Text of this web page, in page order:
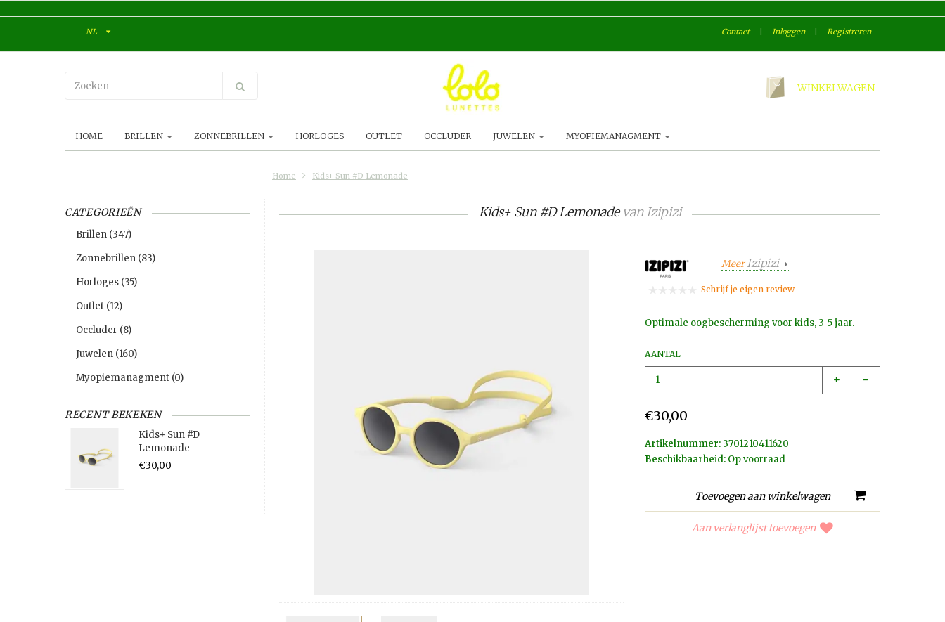
NL Contact Inloggen Registreren
WINKELWAGEN
HOME BRILLEN ZONNEBRILLEN HORLOGES OUTLET OCCLUDER JUWELEN MYOPIEMANAGMENT
Home Kids+ Sun #D Lemonade
CATEGORIEËN
Brillen (347)
Zonnebrillen (83)
Horloges (35)
Outlet (12)
Occluder (8)
Juwelen (160)
Myopiemanagment (0)
RECENT BEKEKEN
Kids+ Sun #D
Lemonade
€30,00
Kids+ Sun #D LemonadevanIzipizi
MeerIzipizi
Schrijf je eigen review
Optimale oogbescherming voor kids, 3-5 jaar.
AANTAL
€30,00
Artikelnummer: 3701210411620
Beschikbaarheid: Op voorraad
Aan verlanglijst toevoegen